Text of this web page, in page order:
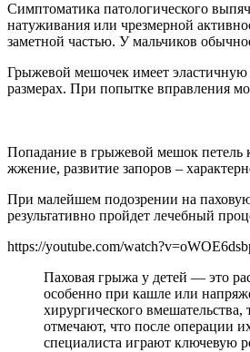
Симптоматика патологического
натуживания или чрезмерной
заметной частью. У мальчиков
Грыжевой мешочек имеет эластичную
размерах. При попытке вправления
Попадание в грыжевой мешок петель
жжение, развитие запоров –
При малейшем подозрении на паховую
результативно пройдет лечебный
https://youtube.com/
Паховая грыжа у детей — это
особенно при кашле или
хирургического
отмечают, что после операции
специалиста играют ключевую